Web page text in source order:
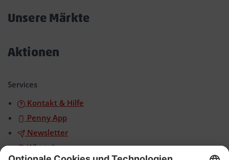
Unsere Märkte
Aktionen
Services
Kontakt & Hilfe
Penny App
Newsletter
WhatsApp